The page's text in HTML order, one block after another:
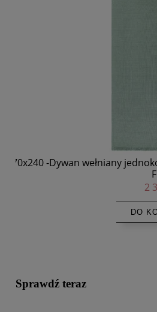
Dywan wełniany
2 355,00 zł
DO KOSZYKA
Sprawdź teraz